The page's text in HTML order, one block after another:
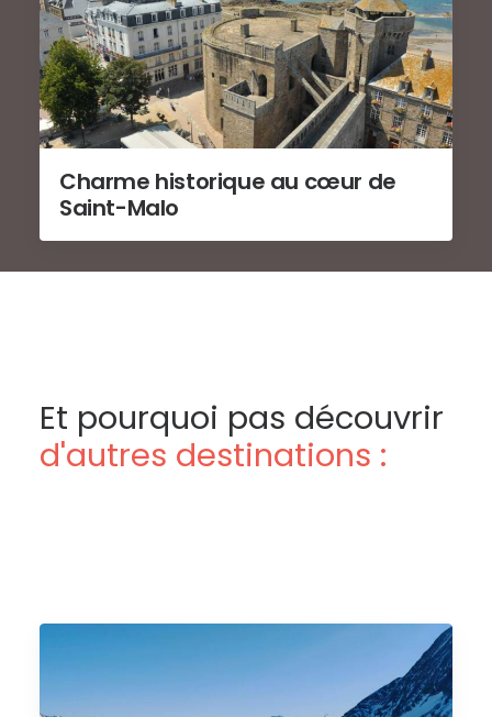
Charme historique au cœur de
Saint-Malo
Et pourquoi pas découvrir
d'autres destinations :